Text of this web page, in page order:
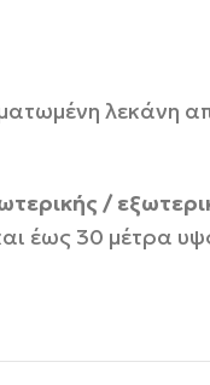
λεκάνη
/
30 μέτρα